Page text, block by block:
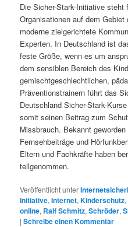
Die Sicher-Stark-Initiative steht
Organisationen auf dem
moderne zielgerichtete
Experten. In Deutschland ist
feste Größe, wenn es um
dem sensiblen Bereich des
gemischtgeschlechtlichen,
Präventionstrainern führt das
Deutschland Sicher-Stark-
somit seinen Beitrag zum
Missbrauch. Bekannt
Fernsehbeiträge und
Eltern und Fachkräfte haben
teilgenommen.
Veröffentlicht unter
Initiative,Internet,Kinderschutz,
online, Ralf Schmitz,Schröder,
|Schreibe einen Kommentar